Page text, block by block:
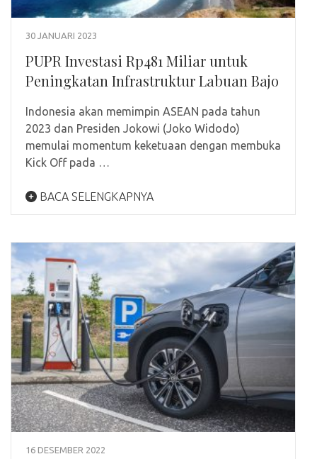
30 JANUARI 2023
PUPR Investasi Rp481 Miliar untuk
Peningkatan Infrastruktur Labuan Bajo
Indonesia akan memimpin ASEAN pada tahun
2023 dan Presiden Jokowi (Joko Widodo)
memulai momentum keketuaan dengan membuka
Kick Off pada …
BACA SELENGKAPNYA
16 DESEMBER 2022